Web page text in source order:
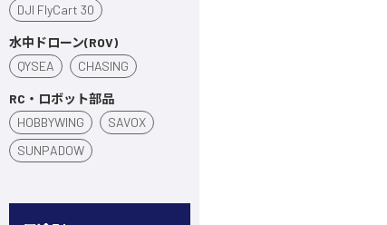
DJI FlyCart 30
水中ドローン(ROV)
QYSEA
CHASING
RC・ロボット部品
HOBBYWING
SAVOX
SUNPADOW